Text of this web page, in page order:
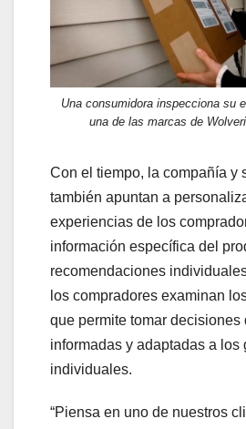
Una consumidora inspecciona su
una de las marcas de
Con el tiempo, la compañía y
también apuntan a
experiencias de los
información específica del
recomendaciones
los compradores examinan
que permite tomar decisiones
informadas y adaptadas a los
individuales.
“Piensa en uno de nuestros